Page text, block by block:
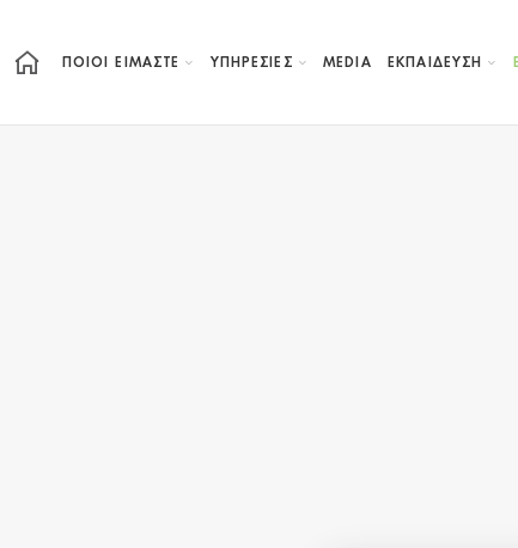
ΠΟΙΟΙ ΕΙΜΑΣΤΕ ΥΠΗΡΕΣΙΕΣ MEDIA ΕΚΠΑΊΔΕΥΣΗ